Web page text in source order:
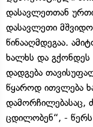
დასავლეთთან
დასავლეთი
წინააღმდეგაა.
ხალხს და გქონდეს
დადგება
წყაროდ ითვლება
დამორჩილებასაც,
ცდილობენ“, - წერს